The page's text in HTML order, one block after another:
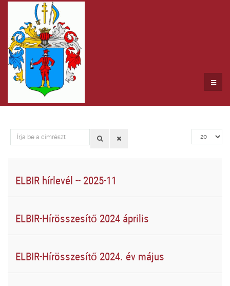
Írja
be
Tételek
#
ELBIR hírlevél -- 2025-11
ELBIR-Hírösszesítő 2024 április
ELBIR-Hírösszesítő 2024. év május